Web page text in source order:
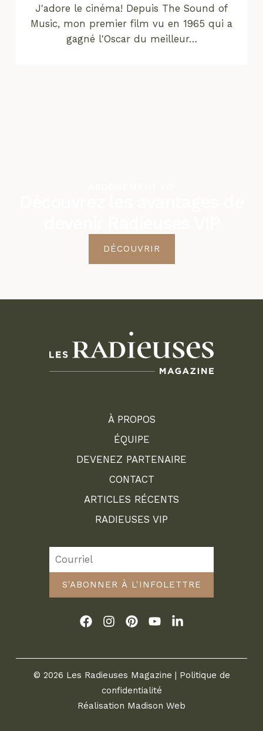
J'adore le cinéma! Depuis The Sound of
Music, mon premier film vu en 1965 qui a
gagné l'Oscar du meilleur…
DÉCOUVRIR
À PROPOS
ÉQUIPE
DEVENEZ PARTENAIRE
CONTACT
ARTICLES RÉCENTS
RADIEUSES VIP
S'ABONNER À L'INFOLETTRE
© 2026 Les Radieuses Magazine | Politique de
confidentialité
Réalisation Madison Web